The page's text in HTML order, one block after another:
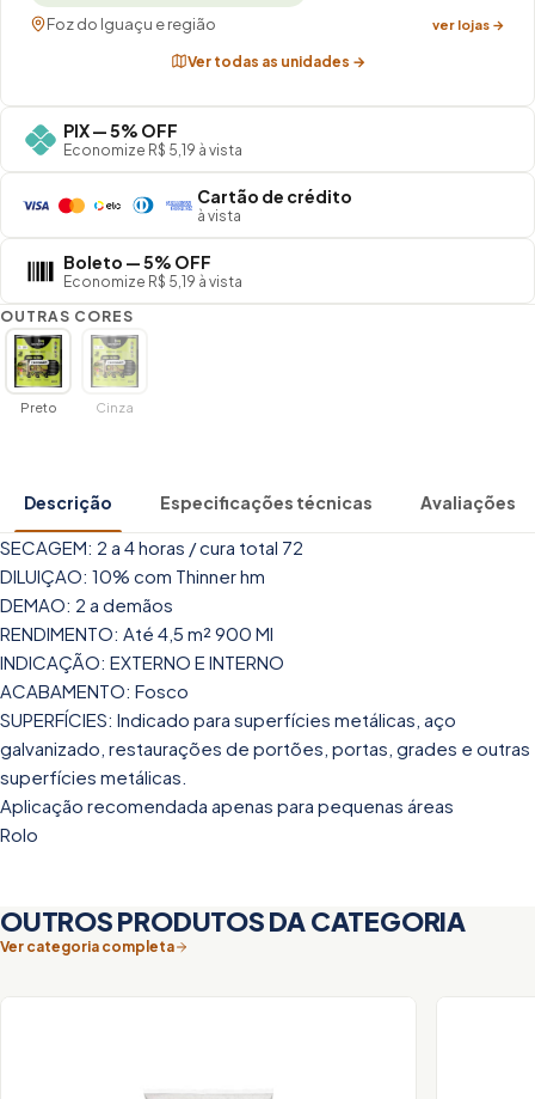
Foz do Iguaçu e região ver lojas →
Ver todas as unidades →
PIX — 5% OFF
Economize R$ 5,19 à vista
Cartão de crédito
à vista
Boleto — 5% OFF
Economize R$ 5,19 à vista
OUTRAS CORES
Preto Cinza
Descrição Especificações técnicas Avaliações
SECAGEM: 2 a 4 horas / cura total 72
DILUIÇAO: 10% com Thinner hm
DEMAO: 2 a demãos
RENDIMENTO: Até 4,5 m² 900 Ml
INDICAÇÃO: EXTERNO E INTERNO
ACABAMENTO: Fosco
SUPERFÍCIES: Indicado para superfícies metálicas, aço
galvanizado, restaurações de portões, portas, grades e outras
superfícies metálicas.
Aplicação recomendada apenas para pequenas áreas
Rolo
OUTROS PRODUTOS DA CATEGORIA
Ver categoria completa